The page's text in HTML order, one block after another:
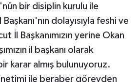
bir disiplin kurulu ile
dolayısıyla feshi ve
İl Başkanımızın yerine Okan
il başkanı olarak
karar almış bulunuyoruz.
ile beraber görevden